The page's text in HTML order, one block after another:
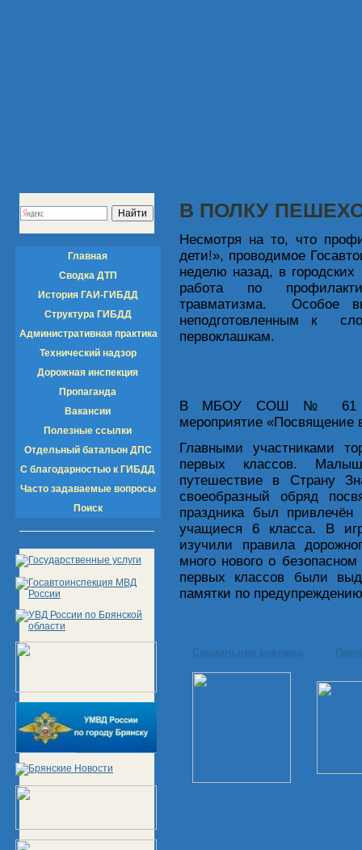
Главная
Сводка ДТП
История ГАИ-ГИБДД
Структура ГИБДД
Административная практика
Технический надзор
Дорожная инспекция
Пропаганда
Вакансии
Полезные ссылки
Отдельный батальон ДПС
С благодарностью к ГИБДД
Часто задаваемые вопросы
Поиск
В ПОЛКУ
Несмотря на то, что
дети!», проводимое
неделю назад, в
работа по
травматизма. Особое
неподготовленным к
первоклашкам.
В МБОУ СОШ № 61
мероприятие
Главными участниками
первых классов.
путешествие в Страну
своеобразный обряд
праздника был
учащиеся 6 класса. В
изучили правила
много нового о
первых классов были
памятки по